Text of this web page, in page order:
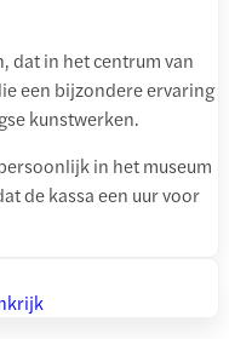
dat in het centrum van
een bijzondere ervaring
kunstwerken.
in het museum
de kassa een uur voor